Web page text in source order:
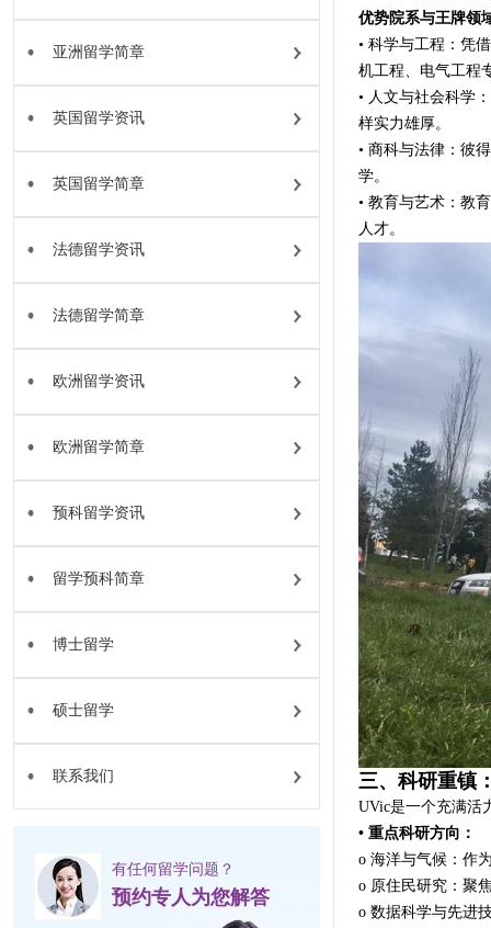
亚洲留学简章
英国留学资讯
英国留学简章
法德留学资讯
法德留学简章
欧洲留学资讯
欧洲留学简章
预科留学资讯
留学预科简章
博士留学
硕士留学
联系我们
有任何留学问题？
预约专人为您解答
优势院系与王牌领
• 科学与工程：凭
机工程、电气工程
• 人文与社会科学
样实力雄厚。
• 商科与法律：彼
学。
• 教育与艺术：教
人才。
三、科研重镇
UVic是一个充满活
• 重点科研方向：
o 海洋与气候：作
o 原住民研究：聚
o 数据科学与先进